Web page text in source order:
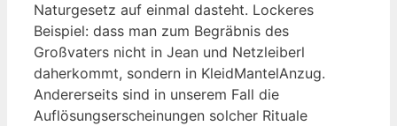
Naturgesetz auf einmal dasteht. Lockeres
Beispiel: dass man zum Begräbnis des
Großvaters nicht in Jean und Netzleiberl
daherkommt, sondern in KleidMantelAnzug.
Andererseits sind in unserem Fall die
Auflösungserscheinungen solcher Rituale